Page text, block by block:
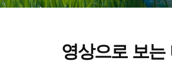
영상으로 보는